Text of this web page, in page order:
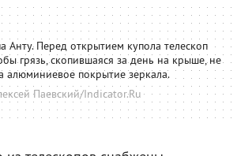
Анту. Перед открытием купола телескоп
грязь, скопившаяся за день на крыше, не
алюминиевое покрытие зеркала.
Паевский/Indicator.Ru